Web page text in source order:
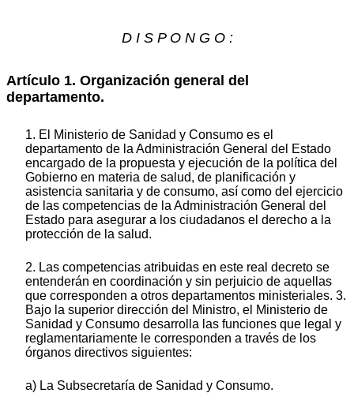
D I S P O N G O :
Artículo 1. Organización general del
departamento.
1. El Ministerio de Sanidad y Consumo es el
departamento de la Administración General del Estado
encargado de la propuesta y ejecución de la política del
Gobierno en materia de salud, de planificación y
asistencia sanitaria y de consumo, así como del ejercicio
de las competencias de la Administración General del
Estado para asegurar a los ciudadanos el derecho a la
protección de la salud.
2. Las competencias atribuidas en este real decreto se
entenderán en coordinación y sin perjuicio de aquellas
que corresponden a otros departamentos ministeriales. 3.
Bajo la superior dirección del Ministro, el Ministerio de
Sanidad y Consumo desarrolla las funciones que legal y
reglamentariamente le corresponden a través de los
órganos directivos siguientes:
a) La Subsecretaría de Sanidad y Consumo.